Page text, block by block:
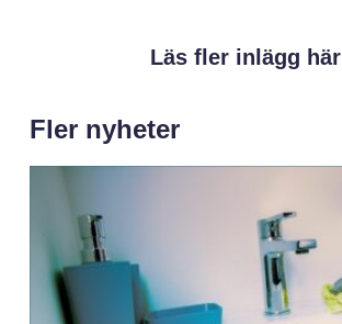
Läs fler inlägg här
Fler nyheter